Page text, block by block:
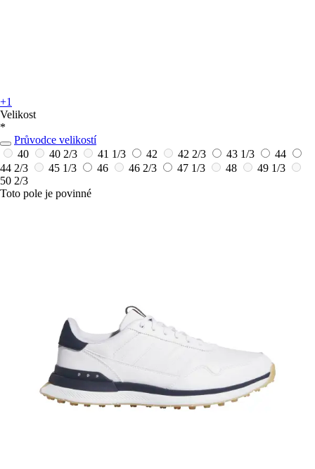
+1
Velikost
*
Průvodce velikostí
40
40 2/3 41 1/3 42 42 2/3 43 1/3
44
44 2/3
45 1/3 46 46 2/3 47 1/3 48
49 1/3
50 2/3
Toto pole je povinné